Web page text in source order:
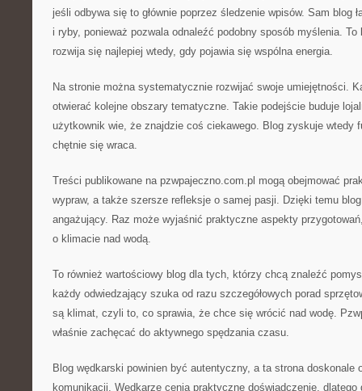
jeśli odbywa się to głównie poprzez śledzenie wpisów. Sam blog
i ryby, ponieważ pozwala odnaleźć podobny sposób myślenia. To
rozwija się najlepiej wtedy, gdy pojawia się wspólna energia.
Na stronie można systematycznie rozwijać swoje umiejętności.
otwierać kolejne obszary tematyczne. Takie podejście buduje
użytkownik wie, że znajdzie coś ciekawego. Blog zyskuje wtedy
chętnie się wraca.
Treści publikowane na pzwpajeczno.com.pl mogą obejmować
wypraw, a także szersze refleksje o samej pasji. Dzięki temu
angażujący. Raz może wyjaśnić praktyczne aspekty
o klimacie nad wodą.
To również wartościowy blog dla tych, którzy chcą znaleźć
każdy odwiedzający szuka od razu szczegółowych porad
są klimat, czyli to, co sprawia, że chce się wrócić nad wodę.
właśnie zachęcać do aktywnego spędzania czasu.
Blog wędkarski powinien być autentyczny, a ta strona doskonale
komunikacji. Wędkarze cenią praktyczne doświadczenie,